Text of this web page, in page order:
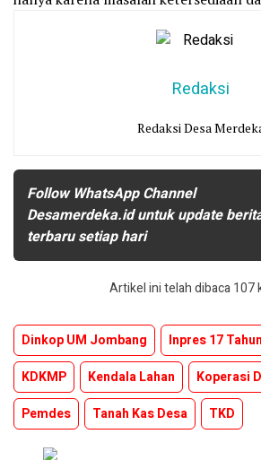
Redaksi
Redaksi Desa
Follow WhatsApp Channel
Desamerdeka.id untuk update
terbaru setiap hari
Artikel ini telah dibaca 107
Dinkop UM Jombang Inpres 17
KDKMP
Kendala Lahan
Koperasi
Pemdes
Tanah Kas Desa TKD